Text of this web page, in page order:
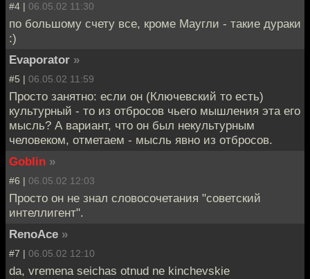
#4 | 06.05.02 11:30
по большому счету все, кроме Маугли - такие дураки
:)
Evaporator »
#5 | 06.05.02 11:59
Просто занятно: если он (Ключевский то есть)
культурный - то из отбросов чьего мышления эта его
мысль? А вариант, что он был некультурным
человеком, отметаем - мысль явно из отбросов.
Goblin »
#6 | 06.05.02 12:03
Просто он не знал словосочетания "советский
интеллигент".
RenoAce »
#7 | 06.05.02 12:10
da, vremena seichas otnud ne kinchevskie